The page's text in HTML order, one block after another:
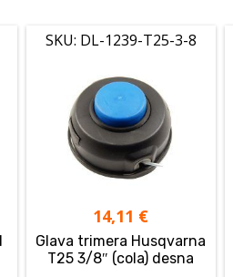
SKU: DL-1239-T25-3-8
14,11 €
Glava trimera Husqvarna
T25 3/8″ (cola) desna